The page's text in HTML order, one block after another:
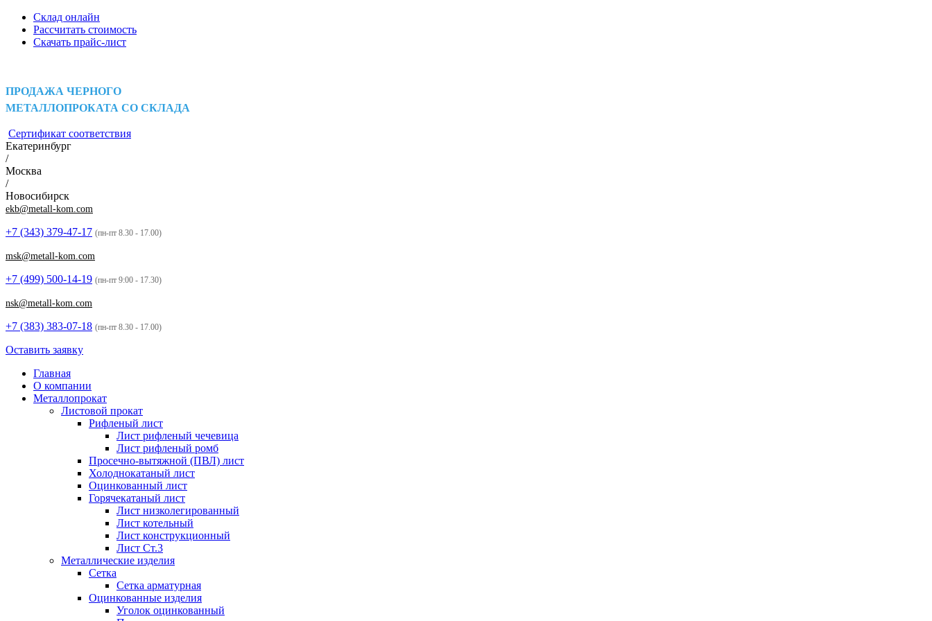
Склад онлайн
Рассчитать стоимость
Скачать прайс-лист
ПРОДАЖА ЧЕРНОГО
МЕТАЛЛОПРОКАТА СО СКЛАДА
Сертификат соответствия
Екатеринбург
/
Москва
/
Новосибирск
ekb@metall-kom.com
+7 (343) 379-47-17 (пн-пт 8.30 - 17.00)
msk@metall-kom.com
+7 (499) 500-14-19 (пн-пт 9:00 - 17.30)
nsk@metall-kom.com
+7 (383) 383-07-18 (пн-пт 8.30 - 17.00)
Оставить заявку
Главная
О компании
Металлопрокат
Листовой прокат
Рифленый лист
Лист рифленый чечевица
Лист рифленый ромб
Просечно-вытяжной (ПВЛ) лист
Холоднокатаный лист
Оцинкованный лист
Горячекатаный лист
Лист низколегированный
Лист котельный
Лист конструкционный
Лист Ст.3
Металлические изделия
Сетка
Сетка арматурная
Оцинкованные изделия
Уголок оцинкованный